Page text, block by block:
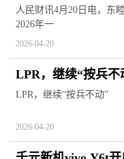
长12.69%
人民财讯4月20日电，东
2026年一
2026-04-20
LPR，继续“按兵不
LPR，继续“按兵不动”
2026-04-20